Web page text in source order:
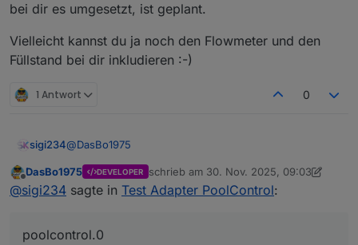
bei dir es umgesetzt, ist geplant.
Vielleicht kannst du ja noch den Flowmeter und den
Füllstand bei dir inkludieren :-)
1 Antwort 0
sigi234@DasBo1975
Hallo, Drucksensor wird nicht erkannt obwohl
angegeben.
poolcontrol.0
Offline
DasBo1975 DEVELOPER schrieb am 30. Nov. 2025, 09:03
zuletzt editiert von DasBo1975
@sigi234 sagte in Test Adapter PoolControl:
poolcontrol.0